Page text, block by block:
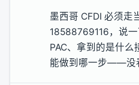
墨西哥 CFDI 必须走
18588769116，说
PAC、拿到的是什
能做到哪一步——没